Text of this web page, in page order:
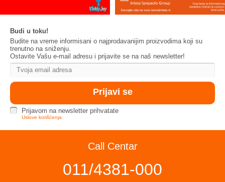
Budi u toku!
Budite na vreme informisani o najprodavanijim proizvodima koji su
trenutno na sniženju.
Ostavite Vašu e-mail adresu i prijavite se na naš newsletter!
Prijavom na newsletter prihvatate
Uslove korišćenja
Call Centar
011/4381-000